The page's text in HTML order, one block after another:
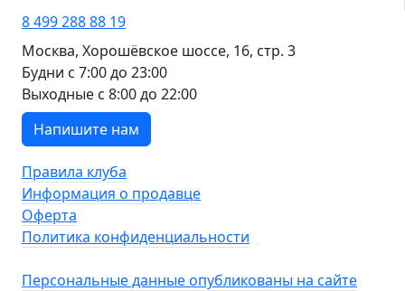
8 499 288 88 19
Москва, Хорошёвское шоссе, 16, стр. 3
Будни с 7:00 до 23:00
Выходные с 8:00 до 22:00
Напишите нам
Правила клуба
Информация о продавце
Оферта
Политика конфиденциальности
Персональные данные опубликованы на сайте